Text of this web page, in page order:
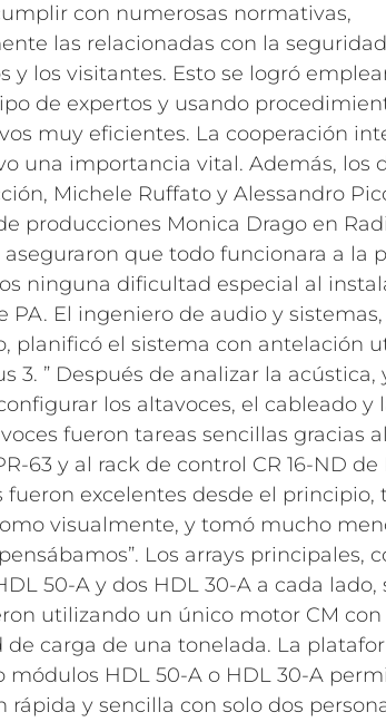
con numerosas normativas,
las relacionadas con la
y los visitantes. Esto se logró
de expertos y usando
muy eficientes. La cooperación
una importancia vital. Además, los
Michele Ruffato y Alessandro
producciones Monica Drago en
aseguraron que todo funcionara a la
ninguna dificultad especial al
PA. El ingeniero de audio y
planificó el sistema con antelación
3. ” Después de analizar la acústica,
los altavoces, el cableado y
fueron tareas sencillas gracias
63 y al rack de control CR 16-ND de
fueron excelentes desde el principio,
visualmente, y tomó mucho
Los arrays principales,
50-A y dos HDL 30-A a cada lado,
utilizando un único motor CM con
de carga de una tonelada. La
módulos HDL 50-A o HDL 30-A
rápida y sencilla con solo dos